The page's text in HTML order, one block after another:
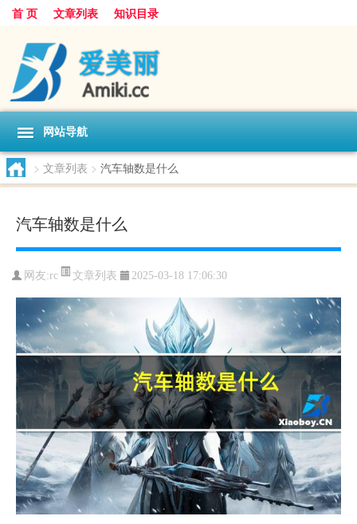
首 页 文章列表 知识目录
网站导航
> 文章列表 > 汽车轴数是什么
汽车轴数是什么
网友:rc 文章列表 2025-03-18 17:06:30